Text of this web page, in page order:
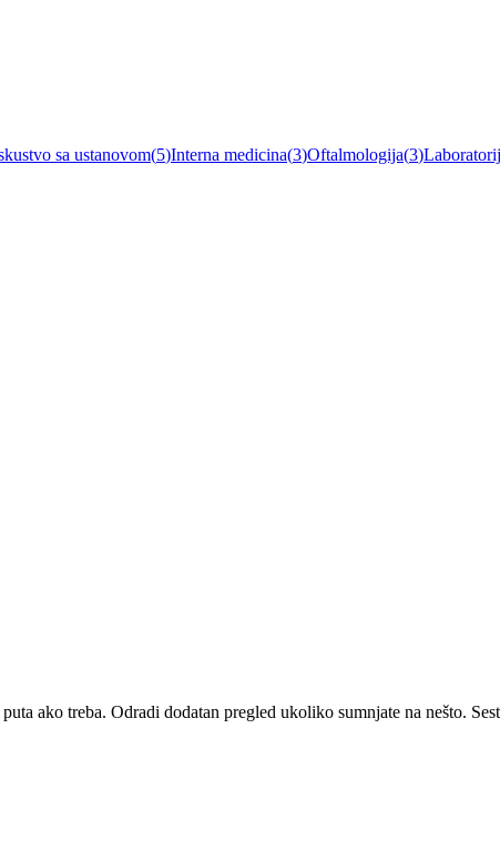
sa ustanovom(5)Interna medicina(3)Oftalmologija(3)
ako treba. Odradi dodatan pregled ukoliko sumnjate na nešto.